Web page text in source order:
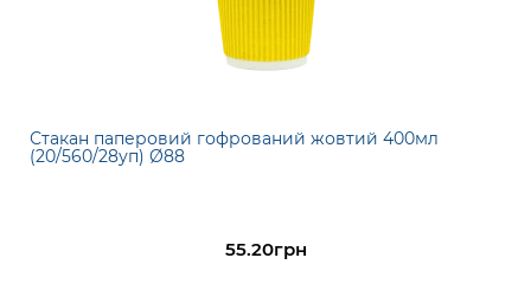
Стакан паперовий гофрований жовтий 400мл
(20/560/28уп) Ø88
55.20грн